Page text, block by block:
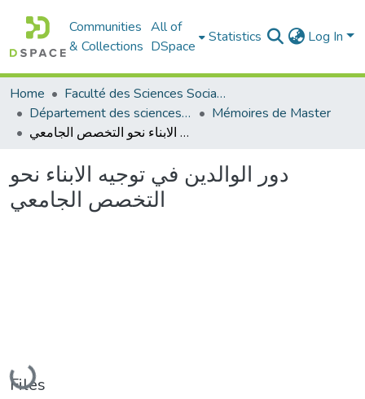
Communities
& Collections
All of
DSpace
Statistics Log In
Home
Faculté des Sciences Sociales
Département des sciences sociales
Mémoires de Master
دور الوالدين في توجيه الابناء نحو التخصص الجامعي
دور الوالدين في توجيه الابناء نحو
التخصص الجامعي
Loading...
Files